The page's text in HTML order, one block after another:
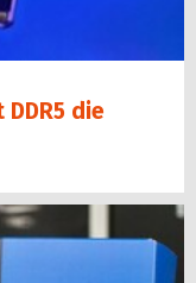
die